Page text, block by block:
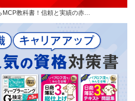
MCP教科書！信頼と実績の赤…